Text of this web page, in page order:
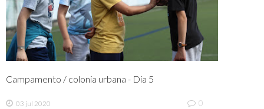
Campamento / colonia urbana - Día 5
03 jul 2020 0